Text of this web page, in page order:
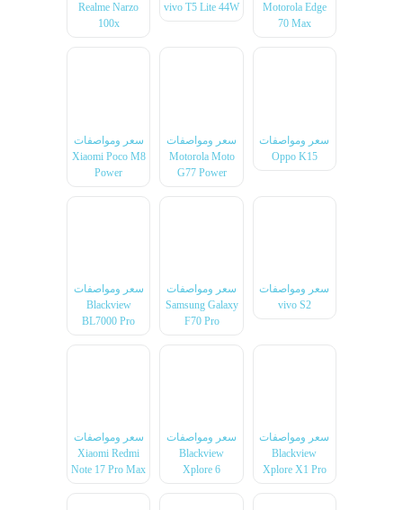
Motorola Edge
70 Max
vivo T5 Lite 44W
Realme Narzo
100x
سعر ومواصفات
Oppo K15
سعر ومواصفات
Motorola Moto
G77 Power
سعر ومواصفات
Xiaomi Poco M8
Power
سعر ومواصفات
vivo S2
سعر ومواصفات
Samsung Galaxy
F70 Pro
سعر ومواصفات
Blackview
BL7000 Pro
سعر ومواصفات
Blackview
Xplore X1 Pro
سعر ومواصفات
Blackview
Xplore 6
سعر ومواصفات
Xiaomi Redmi
Note 17 Pro Max